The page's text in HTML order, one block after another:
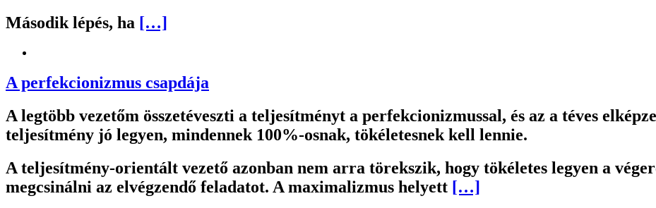
Második lépés, ha […]
A perfekcionizmus csapdája
A legtöbb vezetőm összetéveszti a teljesítményt a perfekcionizmussal, és az a téves
teljesítmény jó legyen, mindennek 100%-osnak, tökéletesnek kell lennie.
A teljesítmény-orientált vezető azonban nem arra törekszik, hogy tökéletes legyen a
megcsinálni az elvégzendő feladatot. A maximalizmus helyett […]